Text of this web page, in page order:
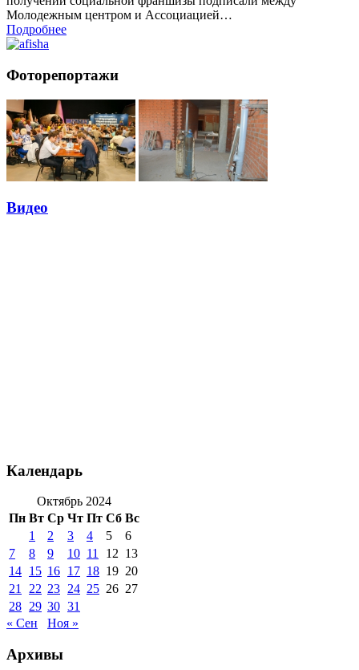
Молодежным центром и Ассоциацией…
Подробнее
Фоторепортажи
Видео
Календарь
Октябрь 2024
Пн Вт Ср Чт Пт Сб Вс
1
2 3 4 5
6
7
8 9 10 11 12 13
14 15 16 17 18 19 20
21 22 23 24 25 26 27
28 29 30 31
« Сен
Ноя »
Архивы